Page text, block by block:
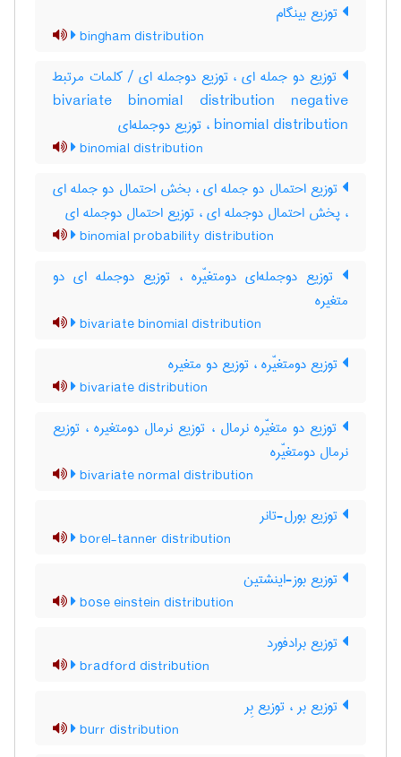
توزیع بینگام
bingham distribution
توزیع دو جمله ای ، توزیع دوجمله ای / کلمات مرتبط
bivariate binomial distribution negative
binomial distribution ، توزیع دوجمله‌ای
binomial distribution
توزیع احتمال دو جمله ای ، بخش احتمال دو جمله ای
، پخش احتمال دوجمله ای ، توزیع احتمال دوجمله ای
binomial probability distribution
توزیع دوجمله‌ای دومتغیّره ، توزیع دوجمله ای دو
متغیره
bivariate binomial distribution
توزیع دومتغیّره ، توزیع دو متغیره
bivariate distribution
توزیع دو متغیّره نرمال ، توزیع نرمال دومتغیره ، توزیع
نرمال دومتغیّره
bivariate normal distribution
توزیع بورل-تانر
borel-tanner distribution
توزیع بوز-اینشتین
bose einstein distribution
توزیع برادفورد
bradford distribution
توزیع بر ، توزیع بِر
burr distribution